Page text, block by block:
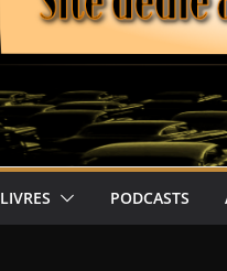
LIVRES PODCASTS